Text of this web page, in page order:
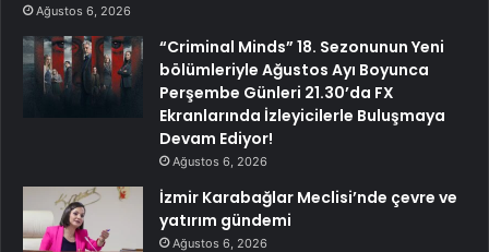
Ağustos 6, 2026
“Criminal Minds” 18. Sezonunun Yeni
bölümleriyle Ağustos Ayı Boyunca
Perşembe Günleri 21.30’da FX
Ekranlarında İzleyicilerle Buluşmaya
Devam Ediyor!
Ağustos 6, 2026
İzmir Karabağlar Meclisi’nde çevre ve
yatırım gündemi
Ağustos 6, 2026